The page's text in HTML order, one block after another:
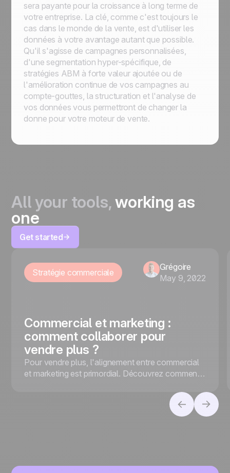
sera payante pour la croissance à long terme de
votre entreprise. La clé, comme c'est toujours le
cas dans le monde de la vente, est d'utiliser les
données à votre avantage autant que possible.
Qu'il s'agisse de campagnes personnalisées,
d'une segmentation hyper-spécifique, de
stratégies ABM à forte valeur ajoutée ou de
l'amélioration continue de vos campagnes au
compte-gouttes, la structuration et l'analyse de
vos données vous permettront de changer la
donne pour votre moteur de vente.
All your tools,working as
one
Get started
Stratégie commerciale
Grégoire
May 9, 2022
Commercial et marketing :
comment collaborer pour
vendre plus ?
Pour vendre plus, l'alignement entre commercial
et marketing est primordial. Découvrez comment